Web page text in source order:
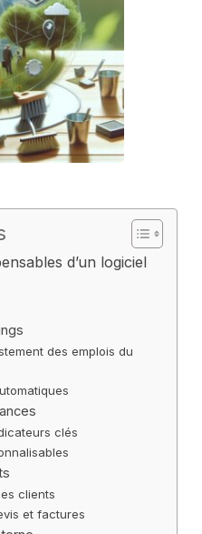
d’un logiciel
des emplois du
clés
clients
et factures